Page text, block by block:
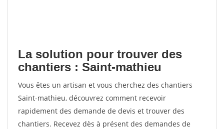
La solution pour trouver des
chantiers : Saint-mathieu
Vous êtes un artisan et vous cherchez des chantiers
Saint-mathieu, découvrez comment recevoir
rapidement des demande de devis et trouver des
chantiers. Recevez dès à présent des demandes de